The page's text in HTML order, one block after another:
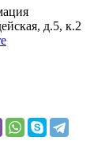
д.5, к.2